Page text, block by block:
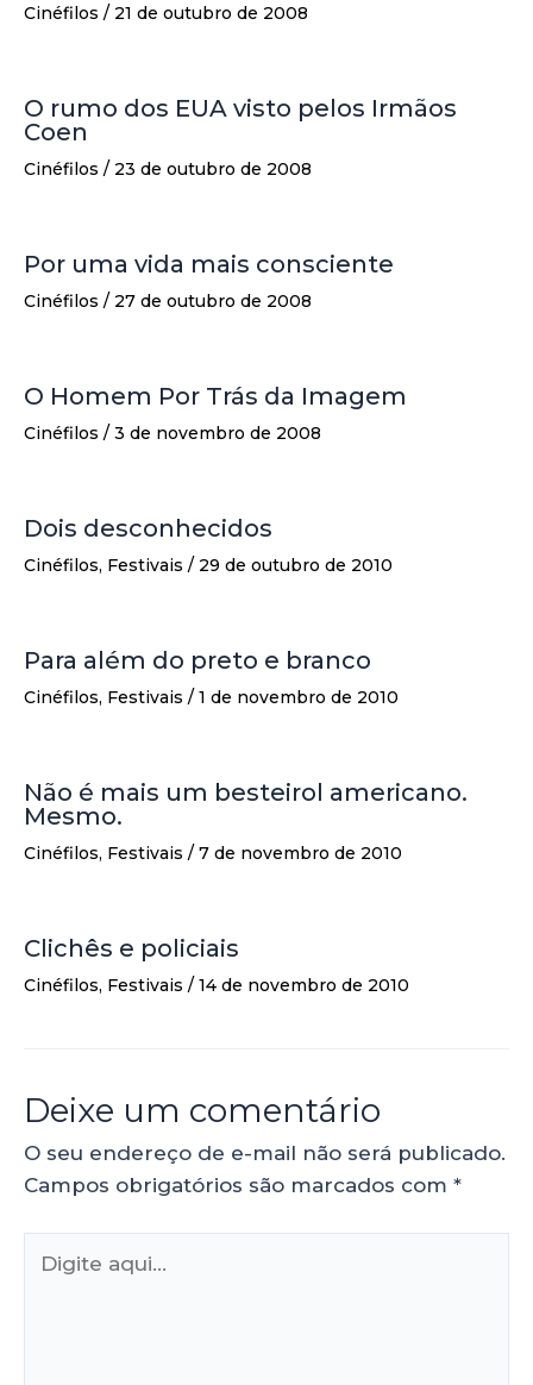
Cinéfilos / 21 de outubro de 2008
O rumo dos EUA visto pelos Irmãos
Coen
Cinéfilos / 23 de outubro de 2008
Por uma vida mais consciente
Cinéfilos / 27 de outubro de 2008
O Homem Por Trás da Imagem
Cinéfilos / 3 de novembro de 2008
Dois desconhecidos
Cinéfilos, Festivais / 29 de outubro de 2010
Para além do preto e branco
Cinéfilos, Festivais / 1 de novembro de 2010
Não é mais um besteirol americano.
Mesmo.
Cinéfilos, Festivais / 7 de novembro de 2010
Clichês e policiais
Cinéfilos, Festivais / 14 de novembro de 2010
Deixe um comentário
O seu endereço de e-mail não será publicado.
Campos obrigatórios são marcados com *